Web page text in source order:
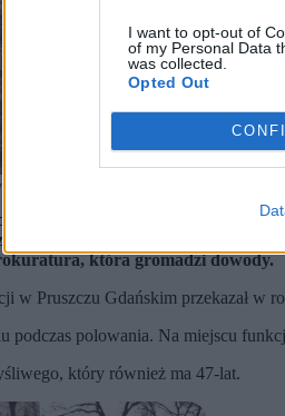
I want to opt-out of
of my Personal Data
was collected.
Opted Out
Shutterstock)
do tragedii na polowaniu.
w wieku 47 lat. Jeden nie żyje,
która gromadzi dowody.
Pruszczu Gdańskim przekazał w
podczas polowania. Na miejscu
który również ma 47-lat.